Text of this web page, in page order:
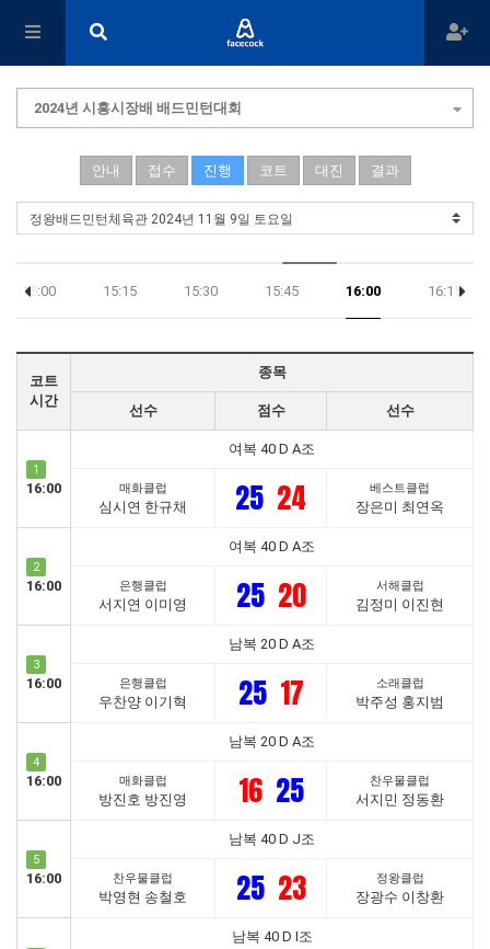
2024년 시흥시장배 배드민턴대회
안내 접수 진행 코트 대진 결과
15:00 15:15 15:30 15:45 16:00 16:15
코트
시간
종목
선수 점수 선수
1
16:00
여복 40 D A조
매화클럽
심시연 한규채 25 24 베스트클럽
장은미 최연옥
2
16:00
여복 40 D A조
은행클럽
서지연 이미영 25 20 서해클럽
김정미 이진현
3
16:00
남복 20 D A조
은행클럽
우찬양 이기혁 25 17 소래클럽
박주성 홍지범
4
16:00
남복 20 D A조
매화클럽
방진호 방진영 16 25 찬우물클럽
서지민 정동환
5
16:00
남복 40 D J조
찬우물클럽
박영현 송철호 25 23 정왕클럽
장광수 이창환
남복 40 D I조